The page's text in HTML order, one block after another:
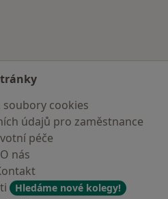
soubory cookies
údajů pro zaměstnance
péče
O nás
Hledáme nové kolegy!